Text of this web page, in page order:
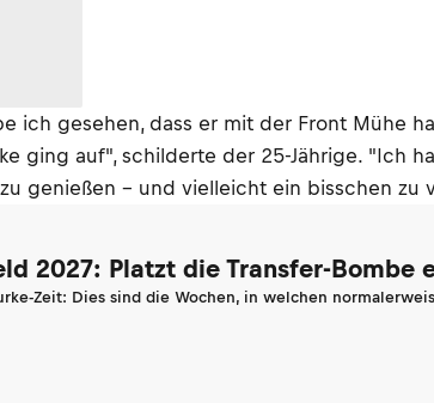
ich gesehen, dass er mit der Front Mühe
ging auf", schilderte der 25-Jährige. "Ich
genießen – und vielleicht ein bisschen
2027: Platzt die Transfer-Bombe
Zeit: Dies sind die Wochen, in welchen